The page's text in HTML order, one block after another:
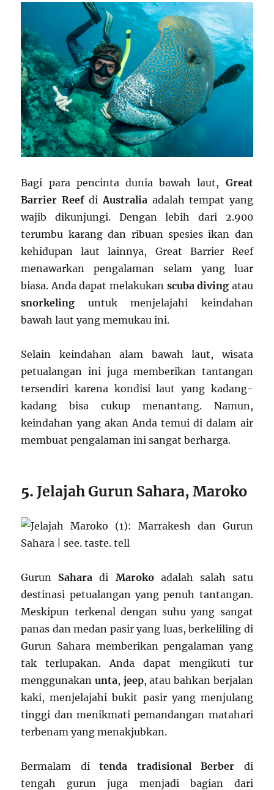
Bagi para pencinta dunia bawah laut, Great
Barrier Reefdi Australia adalah tempat yang
wajib dikunjungi. Dengan lebih dari 2.900
terumbu karang dan ribuan spesies ikan dan
kehidupan laut lainnya, Great Barrier Reef
menawarkan pengalaman selam yang luar
biasa. Anda dapat melakukan scuba diving atau
snorkeling untuk menjelajahi keindahan
bawah laut yang memukau ini.
Selain keindahan alam bawah laut, wisata
petualangan ini juga memberikan tantangan
tersendiri karena kondisi laut yang kadang-
kadang bisa cukup menantang. Namun,
keindahan yang akan Anda temui di dalam air
membuat pengalaman ini sangat berharga.
5. Jelajah Gurun Sahara, Maroko
Gurun Sahara di Marokoadalah salah satu
destinasi petualangan yang penuh tantangan.
Meskipun terkenal dengan suhu yang sangat
panas dan medan pasir yang luas, berkeliling di
Gurun Sahara memberikan pengalaman yang
tak terlupakan. Anda dapat mengikuti tur
menggunakanunta, jeep, atau bahkan berjalan
kaki, menjelajahi bukit pasir yang menjulang
tinggi dan menikmati pemandangan matahari
terbenam yang menakjubkan.
Bermalam ditenda tradisional Berber di
tengah gurun juga menjadi bagian dari